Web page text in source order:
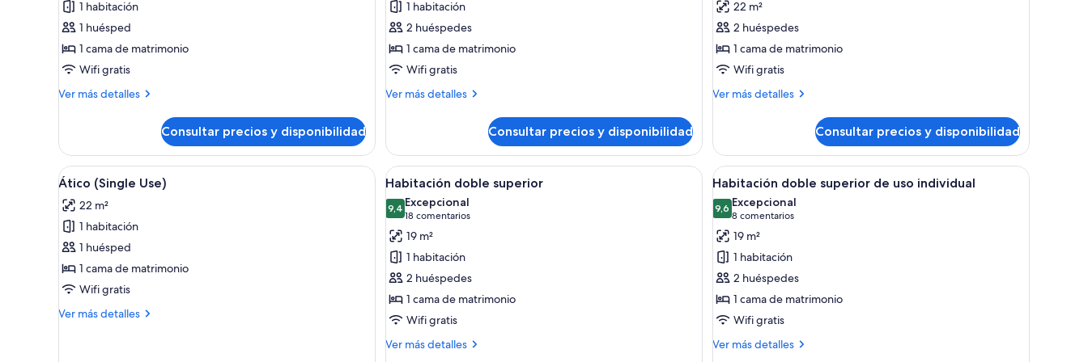
Habitación
individual
1 habitación
1 huésped
1 cama de matrimonio
Wifi gratis
Ver más detalles
Más
individual
Consultar precios y disponibilidad
Habitación
doble
1 habitación
2 huéspedes
1 cama de matrimonio
Wifi gratis
Ver más detalles
Más
doble
Consultar precios y disponibilidad
Ático,
terraza
22 m²
2 huéspedes
1 cama de matrimonio
Wifi gratis
Ver más detalles
Más
terraza
Consultar precios y disponibilidad
Abrir
todas
las
fotos
de
Ático
(Single
Un salón moderno con sofá, sillones, una mesa de centro y una planta en maceta.
26
Ático (Single Use)
22 m²
1 habitación
1 huésped
1 cama de matrimonio
Wifi gratis
Ver más detalles
Más
Abrir
todas
las
fotos
de
Habitación
doble
superior
Una cama bien hecha con sábanas blancas, una manta color beige y una cortina verde entreabierta.
32
Habitación doble superior
9,49,4 de 10
Excepcional
18 comentarios
(18 comentarios)
19 m²
1 habitación
2 huéspedes
1 cama de matrimonio
Wifi gratis
Ver más detalles
Más
Abrir
todas
las
fotos
de
Habitación
doble
superior
de
uso
Una cama bien hecha con sábanas
32
Habitación doble superior de uso individual
9,69,6 de 10
Excepcional
8 comentarios
(8 comentarios)
19 m²
1 habitación
2 huéspedes
1 cama de matrimonio
Wifi gratis
Ver más detalles
Más